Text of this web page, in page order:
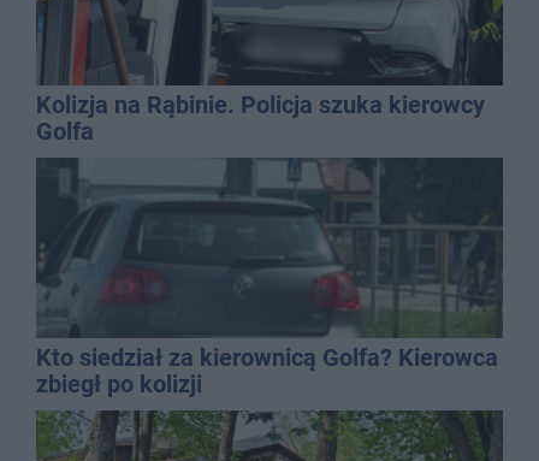
Kolizja na Rąbinie. Policja szuka kierowcy
Golfa
Kto siedział za kierownicą Golfa? Kierowca
zbiegł po kolizji